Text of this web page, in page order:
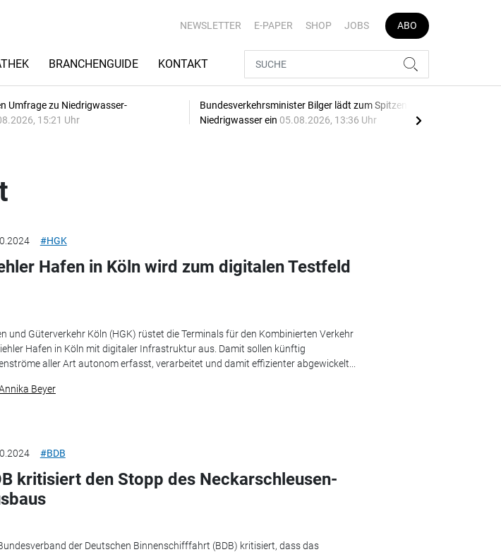
NEWSLETTER E-PAPER SHOP JOBS ABO
BRANCHENGUIDE KONTAKT
Umfrage zu Niedrigwasser-
15:21 Uhr
Bundesverkehrsminister Bilger lädt zum Spitzengespräch
Niedrigwasser ein 05.08.2026, 13:36 Uhr
#HGK
Hafen in Köln wird zum digitalen Testfeld
und Güterverkehr Köln (HGK) rüstet die Terminals für den Kombinierten Verkehr
Hafen in Köln mit digitaler Infrastruktur aus. Damit sollen künftig
aller Art autonom erfasst, verarbeitet und damit effizienter abgewickelt...
Beyer
#BDB
kritisiert den Stopp des Neckarschleusen-
der Deutschen Binnenschifffahrt (BDB) kritisiert, dass das